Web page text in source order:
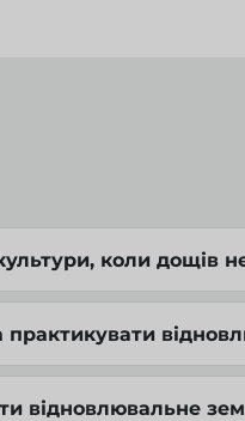
коли дощів
відновлювальне